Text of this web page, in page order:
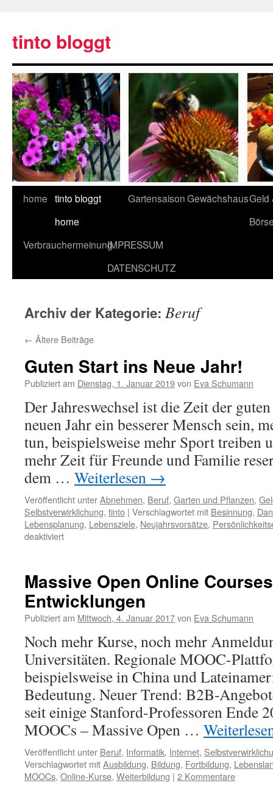
tinto bloggt
home tinto bloggt
home
GartensaisonGewächshausGeld
VerbrauchermeinungIMPRESSUM
DATENSCHUTZ
Archiv der Kategorie: Beruf
← Ältere Beiträge
Guten Start ins Neue Jahr!
Publiziert am Dienstag, 1. Januar 2019von Eva Schumann
Der Jahreswechsel ist die Zeit der
neuen Jahr ein besserer Mensch sein,
tun, beispielsweise mehr Sport treiben
mehr Zeit für Freunde und Familie
dem … Weiterlesen →
Veröffentlicht unterAbnehmen, Beruf, Garten und Pflanzen,
Selbstverwirklichung, tinto | Verschlagwortet mit Besinnung,
Lebensplanung, Lebensziele, Neujahrsvorsätze,
deaktiviert
Massive Open Online
Entwicklungen
Publiziert am Mittwoch, 4. Januar 2017von Eva Schumann
Noch mehr Kurse, noch mehr
Universitäten. Regionale MOOC-
beispielsweise in China und
Bedeutung. Neuer Trend: B2B-
seit einige Stanford-Professoren Ende
MOOCs – Massive Open …
Veröffentlicht unter Beruf, Informatik, Internet,
Verschlagwortet mitAusbildung, Bildung, Fortbildung,
MOOCs, Online-Kurse, Weiterbildung | 2 Kommentare